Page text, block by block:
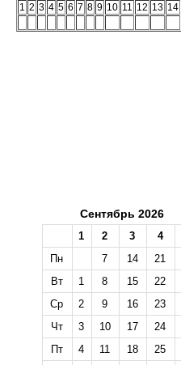
1 2 3 4 5 6 7 8 9 10 11 12 13 14
Сентябрь 2026
1 2 3 4
Пн
7 14 21
Вт
1 8 15 22
Ср
2 9 16 23
Чт
3 10 17
24
Пт
4 11 18
25